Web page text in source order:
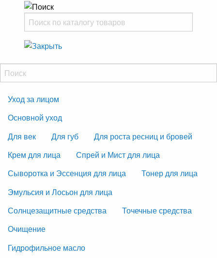
Уход за лицом
Основной уход
Для век
Для губ
Для роста ресниц и бровей
Крем для лица
Спрей и Мист для лица
Сыворотка и Эссенция для лица
Тонер для лица
Эмульсия и Лосьон для лица
Солнцезащитные средства
Точечные средства
Очищение
Гидрофильное масло